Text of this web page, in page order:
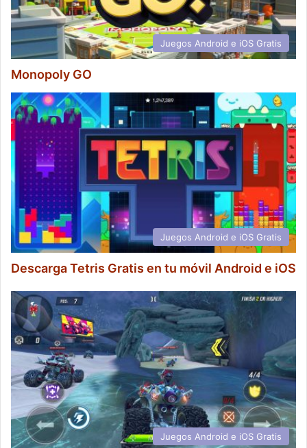
Juegos Android e iOS Gratis
Monopoly GO
Juegos Android e iOS Gratis
Descarga Tetris Gratis en tu móvil Android e iOS
Juegos Android e iOS Gratis